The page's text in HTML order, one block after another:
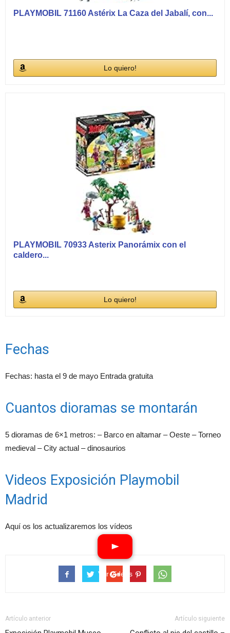
PLAYMOBIL 71160 Astérix La Caza del Jabalí, con...
Lo quiero!
PLAYMOBIL 70933 Asterix Panorámix con el
caldero...
Lo quiero!
Fechas
Fechas: hasta el 9 de mayo Entrada gratuita
Cuantos dioramas se montarán
5 dioramas de 6×1 metros: – Barco en altamar – ⁠Oeste – ⁠Torneo
medieval – ⁠City actual – ⁠dinosaurios
Videos Exposición Playmobil
Madrid
Aquí os los actualizaremos los vídeos
Ver vídeos
Artículo anterior Artículo siguiente